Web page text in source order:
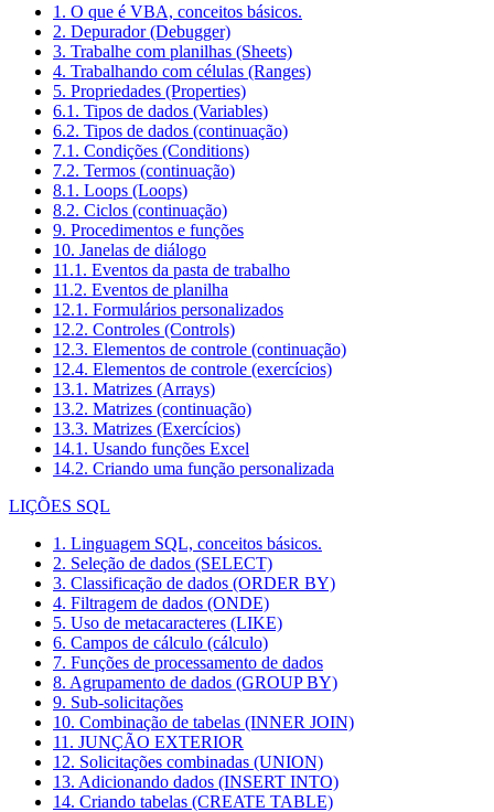
1. O que é VBA, conceitos básicos.
2. Depurador (Debugger)
3. Trabalhe com planilhas (Sheets)
4. Trabalhando com células (Ranges)
5. Propriedades (Properties)
6.1. Tipos de dados (Variables)
6.2. Tipos de dados (continuação)
7.1. Condições (Conditions)
7.2. Termos (continuação)
8.1. Loops (Loops)
8.2. Ciclos (continuação)
9. Procedimentos e funções
10. Janelas de diálogo
11.1. Eventos da pasta de trabalho
11.2. Eventos de planilha
12.1. Formulários personalizados
12.2. Controles (Controls)
12.3. Elementos de controle (continuação)
12.4. Elementos de controle (exercícios)
13.1. Matrizes (Arrays)
13.2. Matrizes (continuação)
13.3. Matrizes (Exercícios)
14.1. Usando funções Excel
14.2. Criando uma função personalizada
LIÇÕES SQL
1. Linguagem SQL, conceitos básicos.
2. Seleção de dados (SELECT)
3. Classificação de dados (ORDER BY)
4. Filtragem de dados (ONDE)
5. Uso de metacaracteres (LIKE)
6. Campos de cálculo (cálculo)
7. Funções de processamento de dados
8. Agrupamento de dados (GROUP BY)
9. Sub-solicitações
10. Combinação de tabelas (INNER JOIN)
11. JUNÇÃO EXTERIOR
12. Solicitações combinadas (UNION)
13. Adicionando dados (INSERT INTO)
14. Criando tabelas (CREATE TABLE)